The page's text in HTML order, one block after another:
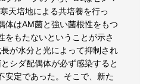
天培地による共培養を行っ
体はAM菌と強い菌根性をもつ
をもたないということが示さ
が水分と光によって抑制され
シダ配偶体が必ず感染すると
安定であった。そこで、新た